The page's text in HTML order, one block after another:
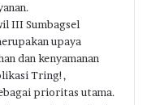
III Sumbagsel
upaya
dan kenyamanan
Tring!,
prioritas utama.